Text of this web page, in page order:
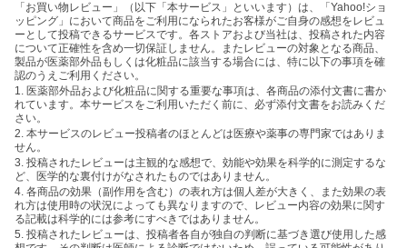
「お買い物レビュー」（以下「本サービス」といいます）は、「Yahoo!ショ
ッピング」において商品をご利用になられたお客様がご自身の感想をレビュ
ーとして投稿できるサービスです。各ストアおよび当社は、投稿された内容
について正確性を含め一切保証しません。またレビューの対象となる商品、
製品が医薬部外品もしくは化粧品に該当する場合には、特に以下の事項を確
認のうえご利用ください。
1. 医薬部外品および化粧品に関する重要な事項は、各商品の添付文書に書か
れています。本サービスをご利用いただく前に、必ず添付文書をお読みくだ
さい。
2. 本サービスのレビュー投稿者のほとんどは医療や薬事の専門家ではありま
せん。
3. 投稿されたレビューは主観的な感想で、効能や効果を科学的に測定するな
ど、医学的な裏付けがなされたものではありません。
4. 各商品の効果（副作用を含む）の表れ方は個人差が大きく、また効果の表
れ方は使用時の状況によっても異なりますので、レビュー内容の効果に関す
る記載は科学的には参考にすべきではありません。
5. 投稿されたレビューは、投稿者各自が独自の判断に基づき選び使用した感